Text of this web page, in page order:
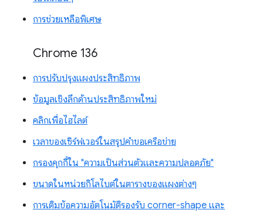
การช่วยเหลือพิเศษ
Chrome 136
การปรับปรุงแผงประสิทธิภาพ
ข้อมูลเชิงลึกด้านประสิทธิภาพใหม่
คลิกเพื่อไฮไลต์
เวลาของเซิร์ฟเวอร์ในสรุปคำขอเครือข่าย
กรองคุกกี้ใน "ความเป็นส่วนตัวและความปลอดภัย"
ขนาดในหน่วยกิโลไบต์ในตารางของแผงต่างๆ
การเติมข้อความอัตโนมัติรองรับ corner-shape และ